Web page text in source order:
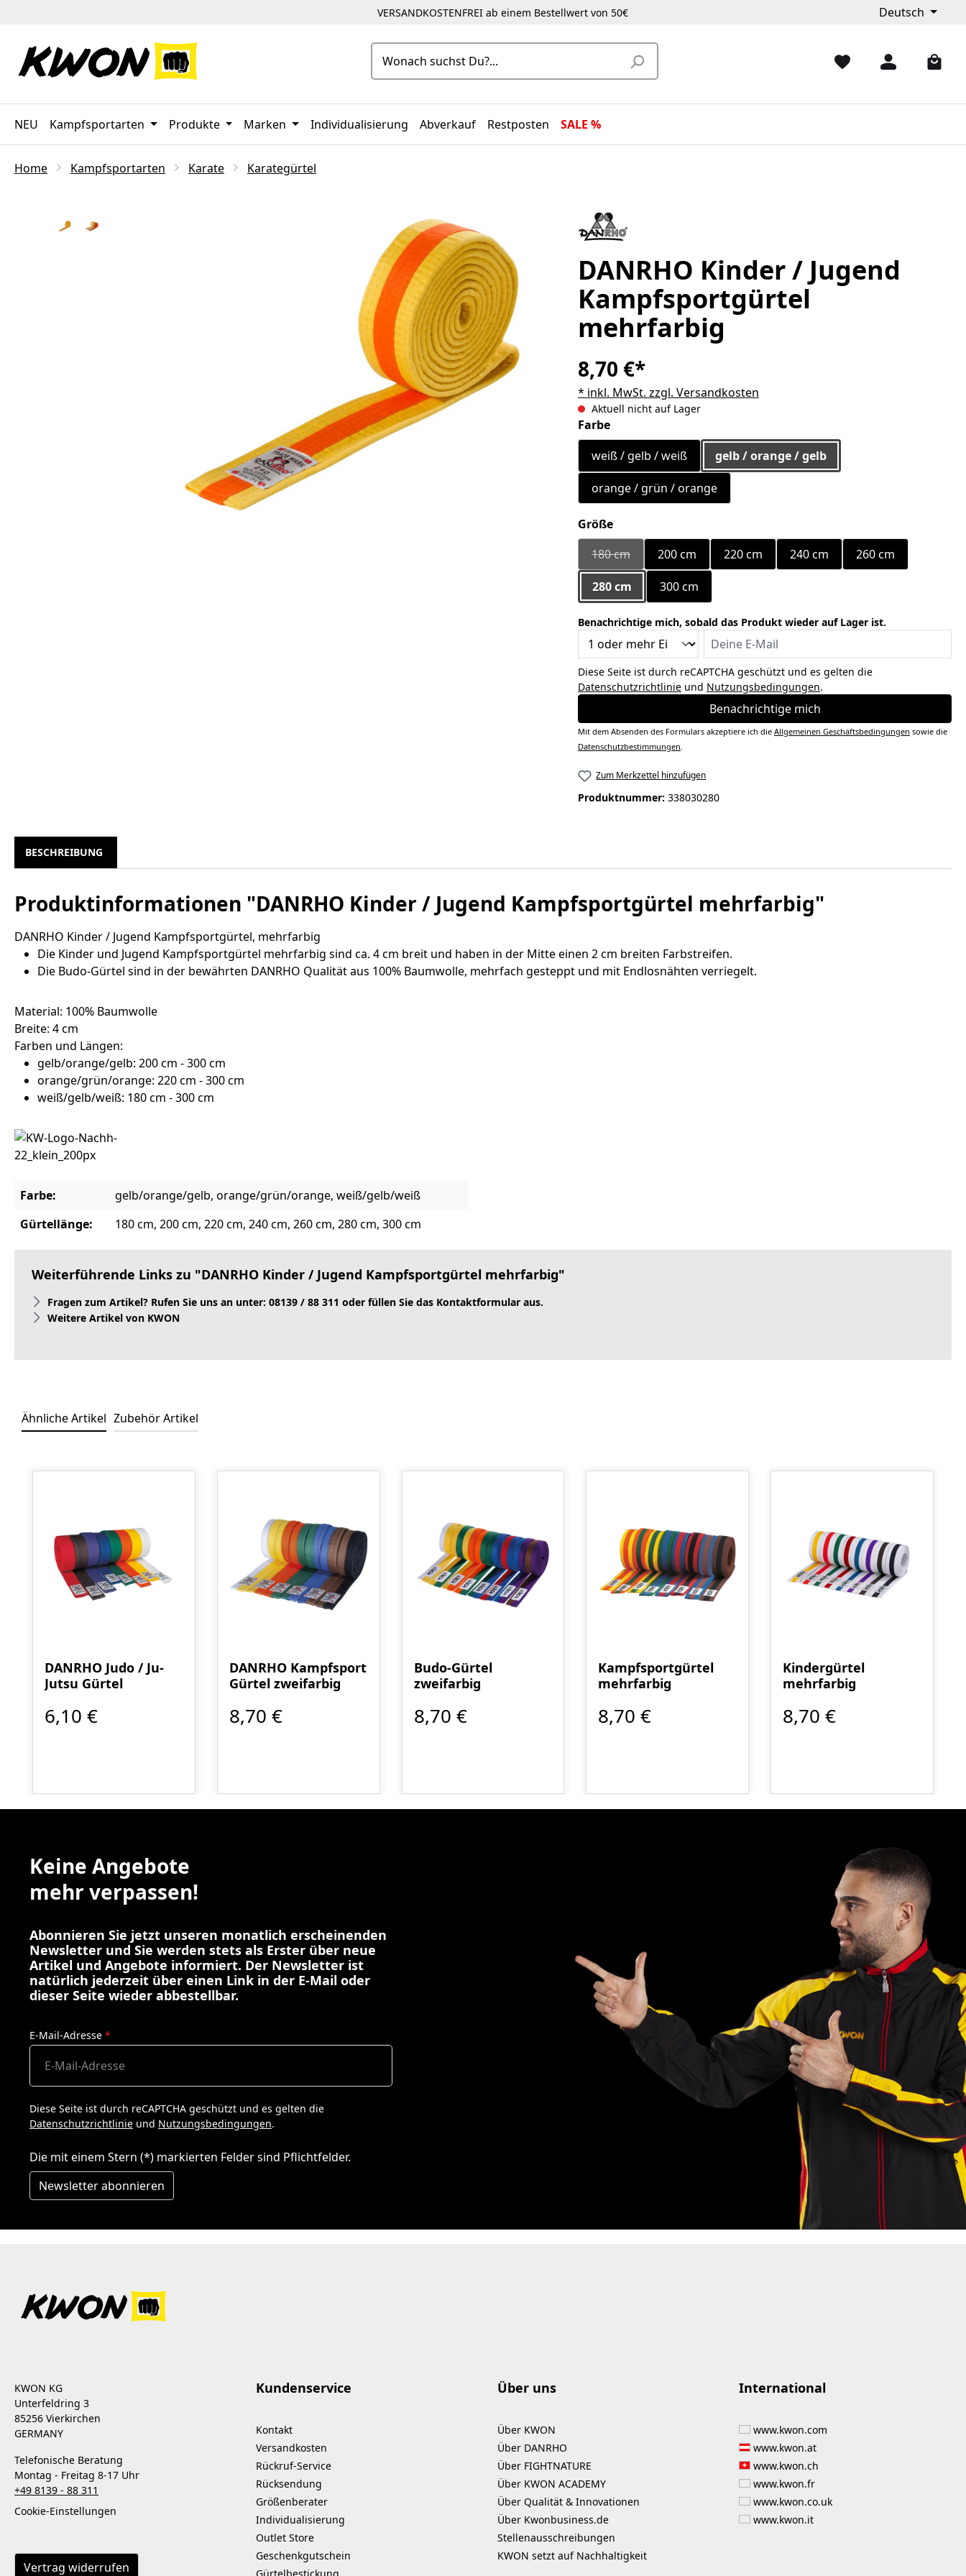
VERSANDKOSTENFREI ab einem Bestellwert von 50€ Deutsch
NEU Kampfsportarten Produkte Marken Individualisierung Abverkauf Restposten SALE %
Home Kampfsportarten Karate Karategürtel
DANRHO Kinder / Jugend
Kampfsportgürtel
mehrfarbig
8,70 €*
* inkl. MwSt. zzgl. Versandkosten
Aktuell nicht auf Lager
Farbeauswählen
weiß / gelb / weiß
gelb / orange / gelb
orange / grün / orange
Größeauswählen
180 cm(Diese Option ist zurzeit nicht verfügbar.)
200 cm 220 cm 240 cm 260 cm
280 cm 300 cm
Benachrichtige mich, sobald das Produkt wieder auf Lager ist.
Deine E-Mail
Diese Seite ist durch reCAPTCHA geschützt und es gelten die
Datenschutzrichtlinie und Nutzungsbedingungen.
Benachrichtige mich
Mit dem Absenden des Formulars akzeptiere ich die Allgemeinen Geschäftsbedingungen sowie die
Datenschutzbestimmungen.
Zum Merkzettel hinzufügen
Produktnummer: 338030280
BESCHREIBUNG
Produktinformationen "DANRHO Kinder / Jugend Kampfsportgürtel mehrfarbig"
DANRHO Kinder / Jugend Kampfsportgürtel, mehrfarbig
Die Kinder und Jugend Kampfsportgürtel mehrfarbig sind ca. 4 cm breit und haben in der Mitte einen 2 cm breiten Farbstreifen.
Die Budo-Gürtel sind in der bewährten DANRHO Qualität aus 100% Baumwolle, mehrfach gesteppt und mit Endlosnähten verriegelt.
Material: 100% Baumwolle
Breite: 4 cm
Farben und Längen:
gelb/orange/gelb: 200 cm - 300 cm
orange/grün/orange: 220 cm - 300 cm
weiß/gelb/weiß: 180 cm - 300 cm
Farbe:
gelb/orange/gelb, orange/grün/orange, weiß/gelb/weiß
Gürtellänge:
180 cm, 200 cm, 220 cm, 240 cm, 260 cm, 280 cm, 300 cm
Weiterführende Links zu "DANRHO Kinder / Jugend Kampfsportgürtel mehrfarbig"
Fragen zum Artikel? Rufen Sie uns an unter: 08139 / 88 311 oder füllen Sie das Kontaktformular aus.
Weitere Artikel von KWON
Ähnliche Artikel Zubehör Artikel
DANRHO Judo / Ju-
Jutsu Gürtel
6,10 €
DANRHO Kampfsport
Gürtel zweifarbig
8,70 €
Budo-Gürtel
zweifarbig
8,70 €
Kampfsportgürtel
mehrfarbig
8,70 €
Kindergürtel
mehrfarbig
8,70 €
Keine Angebote
mehr verpassen!
Abonnieren Sie jetzt unseren monatlich erscheinenden
Newsletter und Sie werden stets als Erster über neue
Artikel und Angebote informiert. Der Newsletter ist
natürlich jederzeit über einen Link in der E-Mail oder
dieser Seite wieder abbestellbar.
E-Mail-Adresse *
Diese Seite ist durch reCAPTCHA geschützt und es gelten die
Datenschutzrichtlinie und Nutzungsbedingungen.
Die mit einem Stern (*) markierten Felder sind Pflichtfelder.
Newsletter abonnieren
KWON KG
Unterfeldring 3
85256 Vierkirchen
GERMANY
Telefonische Beratung
Montag - Freitag 8-17 Uhr
+49 8139 - 88 311
Cookie-Einstellungen
Vertrag widerrufen
Kundenservice
Kontakt
Versandkosten
Rückruf-Service
Rücksendung
Größenberater
Individualisierung
Outlet Store
Geschenkgutschein
Über uns
Über KWON
Über DANRHO
Über FIGHTNATURE
Über KWON ACADEMY
Über Qualität & Innovationen
Über Kwonbusiness.de
Stellenausschreibungen
KWON setzt auf Nachhaltigkeit
International
www.kwon.com
www.kwon.at
www.kwon.ch
www.kwon.fr
www.kwon.co.uk
www.kwon.it